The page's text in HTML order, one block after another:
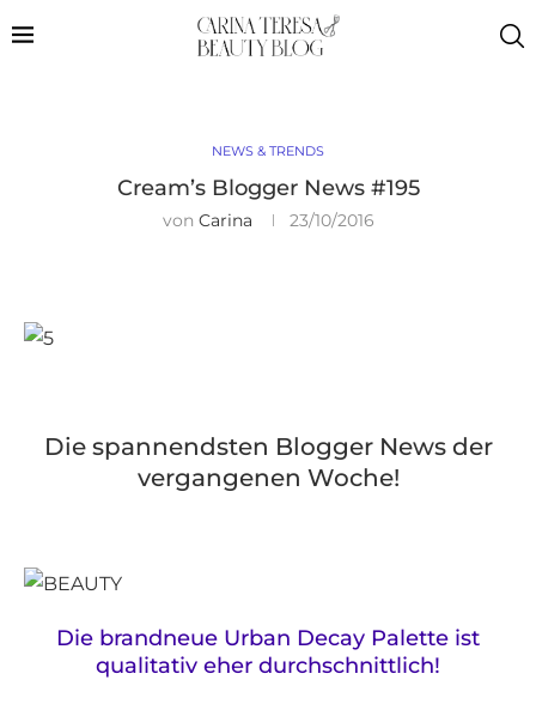
NEWS & TRENDS
Cream’s Blogger News #195
von Carina 23/10/2016
Die spannendsten Blogger News der
vergangenen Woche!
Die brandneue Urban Decay Palette ist
qualitativ eher durchschnittlich!